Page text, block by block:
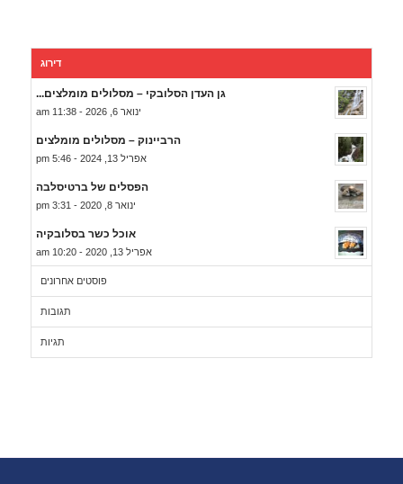
דירוג
גן העדן הסלובקי – מסלולים מומלצים...
ינואר 6, 2026 - 11:38 am
הרביינוק – מסלולים מומלצים
אפריל 13, 2024 - 5:46 pm
הפסלים של ברטיסלבה
ינואר 8, 2020 - 3:31 pm
אוכל כשר בסלובקיה
אפריל 13, 2020 - 10:20 am
פוסטים אחרונים
תגובות
תגיות